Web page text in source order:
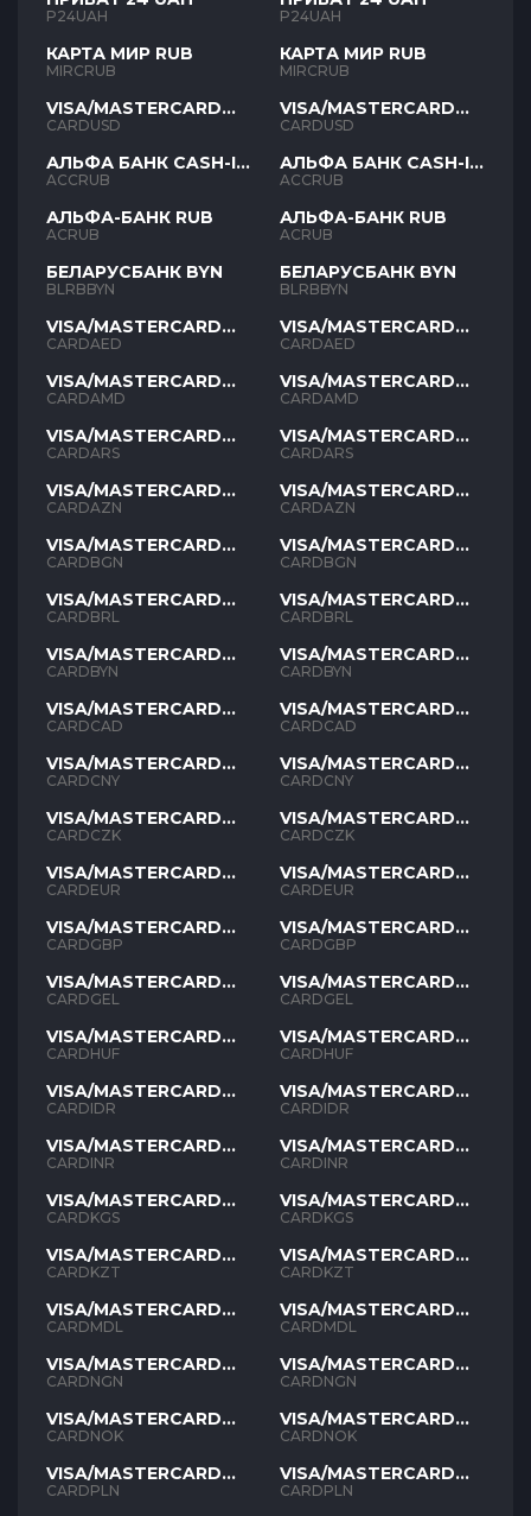
P24UAH
КАРТА МИР RUB
MIRCRUB
VISA/MASTERCARD
USD
CARDUSD
АЛЬФА БАНК CASH-IN
RUB
ACCRUB
АЛЬФА-БАНК RUB
ACRUB
БЕЛАРУСБАНК BYN
BLRBBYN
VISA/MASTERCARD
AED
CARDAED
VISA/MASTERCARD
AMD
CARDAMD
VISA/MASTERCARD
ARS
CARDARS
VISA/MASTERCARD
AZN
CARDAZN
VISA/MASTERCARD
BGN
CARDBGN
VISA/MASTERCARD
BRL
CARDBRL
VISA/MASTERCARD
BYN
CARDBYN
VISA/MASTERCARD
CAD
CARDCAD
VISA/MASTERCARD
CNY
CARDCNY
VISA/MASTERCARD
CZK
CARDCZK
VISA/MASTERCARD
EUR
CARDEUR
VISA/MASTERCARD
GBP
CARDGBP
VISA/MASTERCARD
GEL
CARDGEL
VISA/MASTERCARD
HUF
CARDHUF
VISA/MASTERCARD
IDR
CARDIDR
VISA/MASTERCARD
INR
CARDINR
VISA/MASTERCARD
KGS
CARDKGS
VISA/MASTERCARD
KZT
CARDKZT
VISA/MASTERCARD
MDL
CARDMDL
VISA/MASTERCARD
NGN
CARDNGN
VISA/MASTERCARD
NOK
CARDNOK
VISA/MASTERCARD
PLN
CARDPLN
P24UAH
КАРТА МИР RUB
MIRCRUB
VISA/MASTERCARD
USD
CARDUSD
АЛЬФА БАНК CASH-IN
RUB
ACCRUB
АЛЬФА-БАНК RUB
ACRUB
БЕЛАРУСБАНК BYN
BLRBBYN
VISA/MASTERCARD
AED
CARDAED
VISA/MASTERCARD
AMD
CARDAMD
VISA/MASTERCARD
ARS
CARDARS
VISA/MASTERCARD
AZN
CARDAZN
VISA/MASTERCARD
BGN
CARDBGN
VISA/MASTERCARD
BRL
CARDBRL
VISA/MASTERCARD
BYN
CARDBYN
VISA/MASTERCARD
CAD
CARDCAD
VISA/MASTERCARD
CNY
CARDCNY
VISA/MASTERCARD
CZK
CARDCZK
VISA/MASTERCARD
EUR
CARDEUR
VISA/MASTERCARD
GBP
CARDGBP
VISA/MASTERCARD
GEL
CARDGEL
VISA/MASTERCARD
HUF
CARDHUF
VISA/MASTERCARD
IDR
CARDIDR
VISA/MASTERCARD
INR
CARDINR
VISA/MASTERCARD
KGS
CARDKGS
VISA/MASTERCARD
KZT
CARDKZT
VISA/MASTERCARD
MDL
CARDMDL
VISA/MASTERCARD
NGN
CARDNGN
VISA/MASTERCARD
NOK
CARDNOK
VISA/MASTERCARD
PLN
CARDPLN